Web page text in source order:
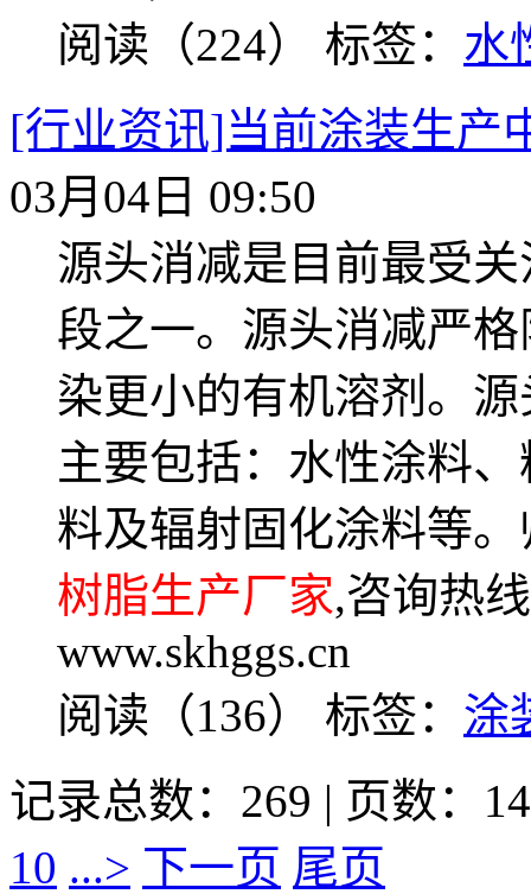
阅读（224） 标签： 水
[行业资讯]当前涂装生产
03月04日 09:50
源头消减是目前最受
段之一。源头消减严
染更小的有机溶剂。
主要包括：水性涂料
料及辐射固化涂料等
树脂生产厂家,咨询热
www.skhggs.cn
阅读（136） 标签： 涂
记录总数：269 | 页数：14
10 ...> 下一页 尾页